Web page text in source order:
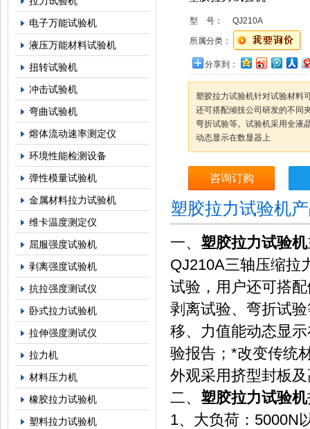
电子万能试验机
液压万能材料试验机
扭转试验机
冲击试验机
弯曲试验机
熔体流动速率测定仪
环境性能检测设备
弹性模量试验机
金属材料拉力试验机
维卡温度测定仪
屈服强度试验机
剥离强度试验机
抗拉强度测试仪
卧式拉力试验机
拉伸强度测试仪
拉力机
材料压力机
橡胶拉力试验机
塑料拉力试验机
型 号： QJ210A
所属分类：
分享到：
塑胶拉力试验机针对试验材料
还可搭配倾技公司研发的不同
弯折试验等。试验机采用全液
动态显示在数显器上
咨询订购
塑胶拉力试验机
一、 塑胶拉力试验机
QJ210A三轴压缩拉
试验，用户还可搭
剥离试验、弯折试
移、力值能动态显
验报告；*改变传统
外观采用挤型封板
二、 塑胶拉力试验机
1、大负荷：5000N